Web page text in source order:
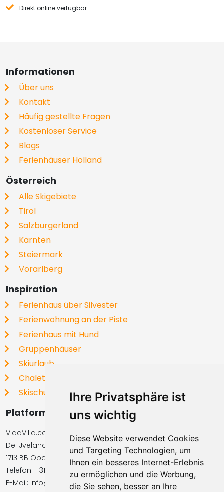
Ihre Privatsphäre ist
uns wichtig
Diese Website verwendet Cookies
und Targeting Technologien, um
Ihnen ein besseres Internet-Erlebnis
zu ermöglichen und die Werbung,
die Sie sehen, besser an Ihre
Direkt online verfügbar
Informationen
Über uns
Kontakt
Häufig gestellte Fragen
Kostenloser Service
Blogs
Ferienhäuser Holland
Österreich
Alle Skigebiete
Tirol
Salzburgerland
Kärnten
Steiermark
Vorarlberg
Inspiration
Ferienhaus über Silvester
Ferienwohnung an der Piste
Ferienhaus mit Hund
Gruppenhäuser
Skiurlaub
Chalets
Skischulen
Platformbetreiber
VidaVilla.com BV
De IJvelandssloot 20
1713 BB Obdam, Niederlande
Telefon: +31854016545
E-Mail: info@vidavilla.com